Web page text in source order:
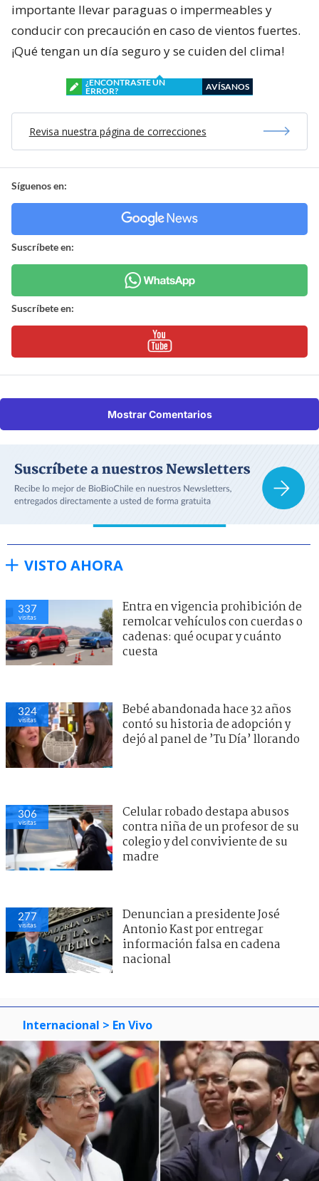
importante llevar paraguas o impermeables y
conducir con precaución en caso de vientos fuertes.
¡Qué tengan un día seguro y se cuiden del clima!
¿ENCONTRASTE UN
ERROR?
AVÍSANOS
Revisa nuestra página de correcciones
Síguenos en:
Suscríbete en:
Suscríbete en:
Mostrar Comentarios
VISTO AHORA
337
visitas
Entra en vigencia prohibición de
remolcar vehículos con cuerdas o
cadenas: qué ocupar y cuánto
cuesta
324
visitas
Bebé abandonada hace 32 años
contó su historia de adopción y
dejó al panel de ’Tu Día’ llorando
306
visitas
Celular robado destapa abusos
contra niña de un profesor de su
colegio y del conviviente de su
madre
277
visitas
Denuncian a presidente José
Antonio Kast por entregar
información falsa en cadena
nacional
Internacional > En Vivo